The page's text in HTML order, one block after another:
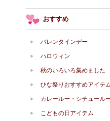
おすすめ
バレンタインデー
ハロウィン
秋のいろいろ集めました
ひな祭りおすすめアイテ
カレールー・シチュール
こどもの日アイテム